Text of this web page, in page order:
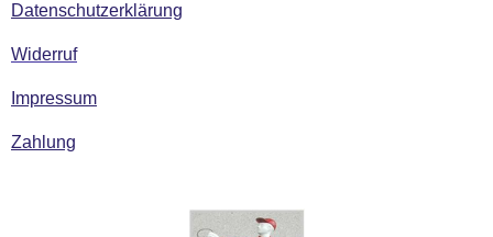
Datenschutzerklärung
Widerruf
Impressum
Zahlung